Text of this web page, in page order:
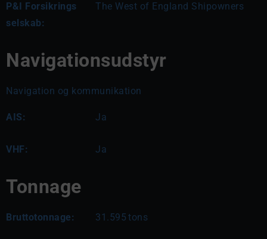
P&I Forsikrings
selskab:
The West of England Shipowners
Navigationsudstyr
Navigation og kommunikation
AIS: Ja
VHF: Ja
Tonnage
Bruttotonnage: 31.595 tons